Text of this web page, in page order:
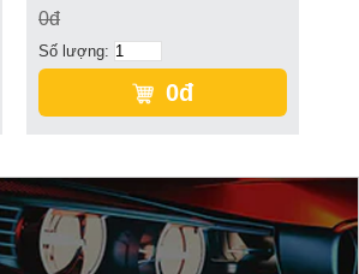
0đ
Số lượng:
0đ